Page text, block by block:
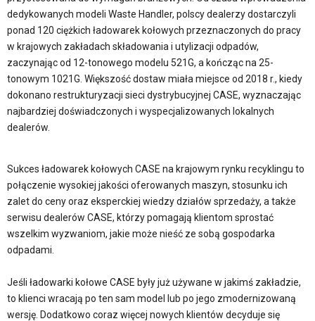
dedykowanych modeli Waste Handler, polscy dealerzy dostarczyli
ponad 120 ciężkich ładowarek kołowych przeznaczonych do pracy
w krajowych zakładach składowania i utylizacji odpadów,
zaczynając od 12-tonowego modelu 521G, a kończąc na 25-
tonowym 1021G. Większość dostaw miała miejsce od 2018 r., kiedy
dokonano restrukturyzacji sieci dystrybucyjnej CASE, wyznaczając
najbardziej doświadczonych i wyspecjalizowanych lokalnych
dealerów.
Sukces ładowarek kołowych CASE na krajowym rynku recyklingu to
połączenie wysokiej jakości oferowanych maszyn, stosunku ich
zalet do ceny oraz eksperckiej wiedzy działów sprzedaży, a także
serwisu dealerów CASE, którzy pomagają klientom sprostać
wszelkim wyzwaniom, jakie może nieść ze sobą gospodarka
odpadami.
Jeśli ładowarki kołowe CASE były już używane w jakimś zakładzie,
to klienci wracają po ten sam model lub po jego zmodernizowaną
wersję. Dodatkowo coraz więcej nowych klientów decyduje się